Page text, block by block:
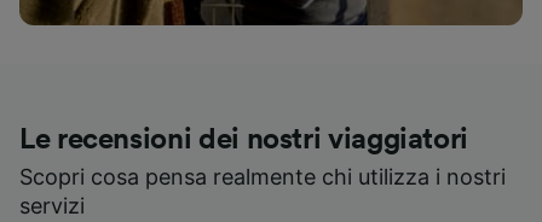
Le recensioni dei nostri viaggiatori
Scopri cosa pensa realmente chi utilizza i nostri
servizi